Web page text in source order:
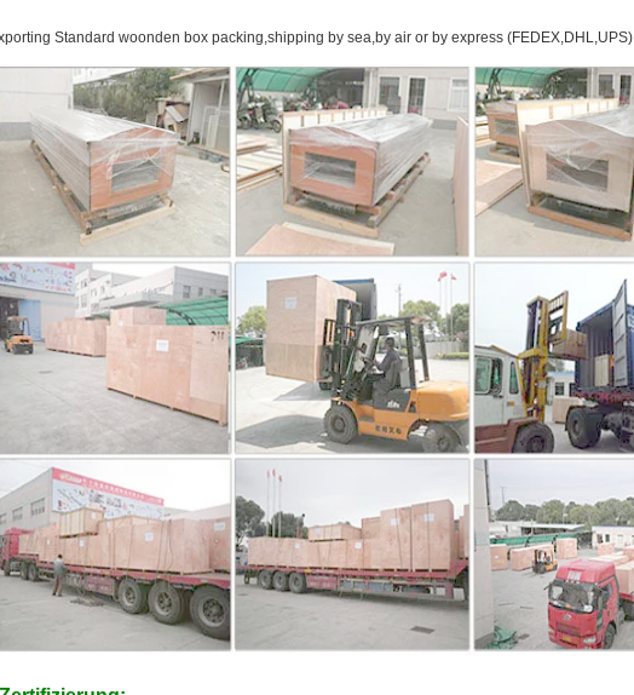
Standard woonden box packing,shipping by sea,by air or by express (FEDEX,DHL,UPS)